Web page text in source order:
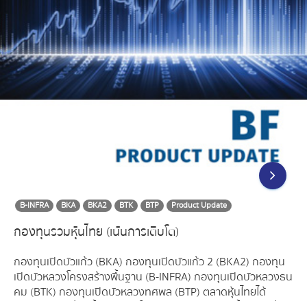
B-INFRA BKA BKA2 BTK BTP Product Update
กองทุนรวมหุ้นไทย (เน้นการเติบโต)
กองทุนเปิดบัวแก้ว (BKA) กองทุนเปิดบัวแก้ว 2 (BKA2) กองทุน
เปิดบัวหลวงโครงสร้างพื้นฐาน (B-INFRA) กองทุนเปิดบัวหลวงธน
คม (BTK) กองทุนเปิดบัวหลวงทศพล (BTP) ตลาดหุ้นไทยได้